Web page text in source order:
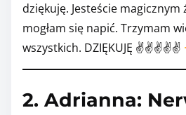
dziękuję. Jesteście magicznym
mogłam się napić. Trzymam
wszystkich. DZIĘKUJĘ ✌✌✌✌✌
2. Adrianna: